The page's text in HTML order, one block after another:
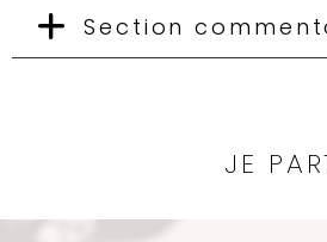
Section
JE